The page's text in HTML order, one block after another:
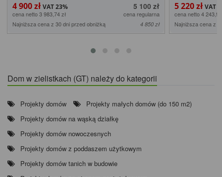
4 900 zł 5 100 zł
cena netto 3 983,74 zł
cena regularna
Najniższa cena z 30 dni przed obniżką
4 850 zł
5 220 zł
cena netto 4
Najniższa cena z
Dom w zielistkach (GT) należy do kategorii
Projekty domów
Projekty małych domów (do 150 m2)
Projekty domów na wąską działkę
Projekty domów nowoczesnych
Projekty domów z poddaszem użytkowym
Projekty domów tanich w budowie